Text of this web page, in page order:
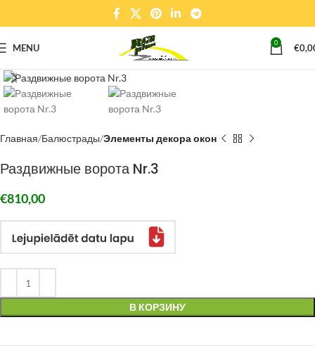
MENU 0 €
Главная Балюстрады Элементы декора окон
Раздвижные ворота Nr.3
€810,00
В КОРЗИНУ